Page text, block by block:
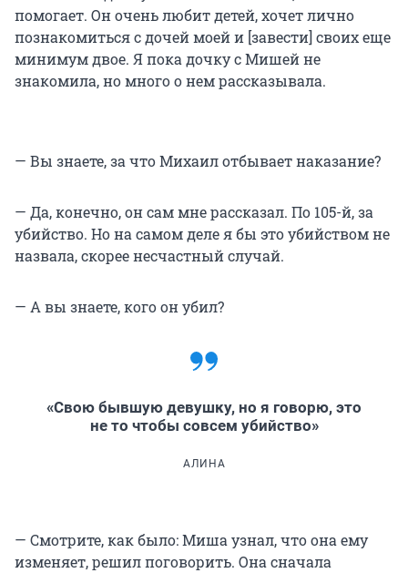
помогает. Он очень любит детей, хочет лично
познакомиться с дочей моей и [завести] своих еще
минимум двое. Я пока дочку с Мишей не
знакомила, но много о нем рассказывала.
— Вы знаете, за что Михаил отбывает наказание?
— Да, конечно, он сам мне рассказал. По 105-й, за
убийство. Но на самом деле я бы это убийством не
назвала, скорее несчастный случай.
— А вы знаете, кого он убил?
«Свою бывшую девушку, но я говорю, это
не то чтобы совсем убийство»
АЛИНА
— Смотрите, как было: Миша узнал, что она ему
изменяет, решил поговорить. Она сначала